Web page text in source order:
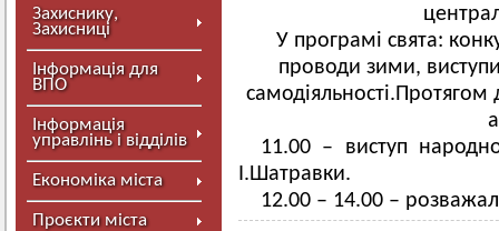
Захиснику,
Захисниці
Інформація для
ВПО
Інформація
управлінь і відділів
Економіка міста
Проєкти міста
У програмі свята:
проводи зими, виступи
11.00 – виступ
І.Шатравки.
12.00 – 14.00 –